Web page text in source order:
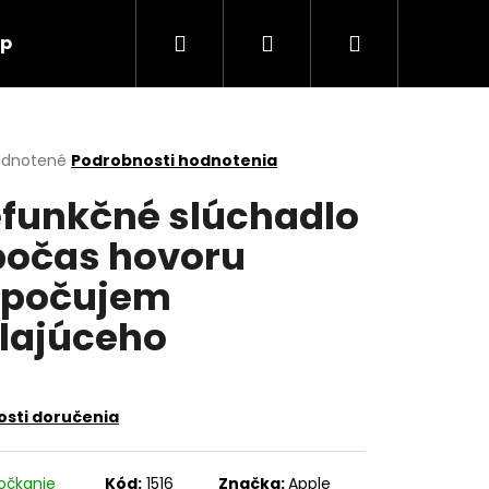
Kontakt
Hľadať PrihlásenieNákupný
Podrobnosti hodnotenia
slúchadlo
hovoru
doručenia
Kód: 1516 Značka:Apple